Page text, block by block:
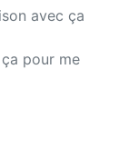
avec ça
pour me